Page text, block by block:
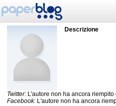
Descrizione
Twitter: L'autore non ha ancora riempito
Facebook: L'autore non ha ancora